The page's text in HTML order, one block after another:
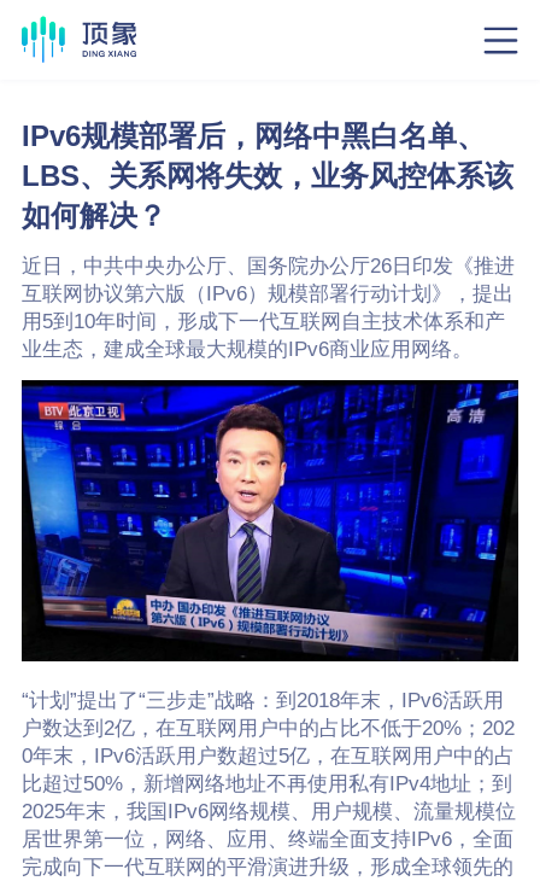
IPv6规模部署后，网络中黑白名单、
LBS、关系网将失效，业务风控体系该
如何解决？
近日，中共中央办公厅、国务院办公厅26日印发《推进
互联网协议第六版（IPv6）规模部署行动计划》，提出
用5到10年时间，形成下一代互联网自主技术体系和产
业生态，建成全球最大规模的IPv6商业应用网络。
“计划”提出了“三步走”战略：到2018年末，IPv6活跃用
户数达到2亿，在互联网用户中的占比不低于20%；202
0年末，IPv6活跃用户数超过5亿，在互联网用户中的占
比超过50%，新增网络地址不再使用私有IPv4地址；到
2025年末，我国IPv6网络规模、用户规模、流量规模位
居世界第一位，网络、应用、终端全面支持IPv6，全面
完成向下一代互联网的平滑演进升级，形成全球领先的